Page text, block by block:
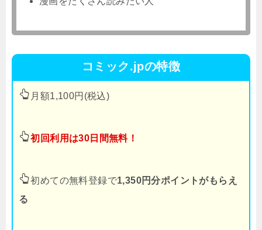
コミック.jpの特徴
月額1,100円(税込)
初回利用は30日間無料！
初めての無料登録で1,350円分ポイントがもらえ
る